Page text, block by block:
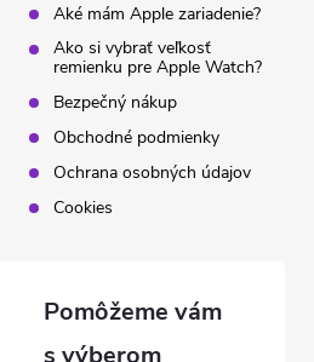
Aké mám Apple zariadenie?
Ako si vybrať veľkosť
remienku pre Apple Watch?
Bezpečný nákup
Obchodné podmienky
Ochrana osobných údajov
Cookies